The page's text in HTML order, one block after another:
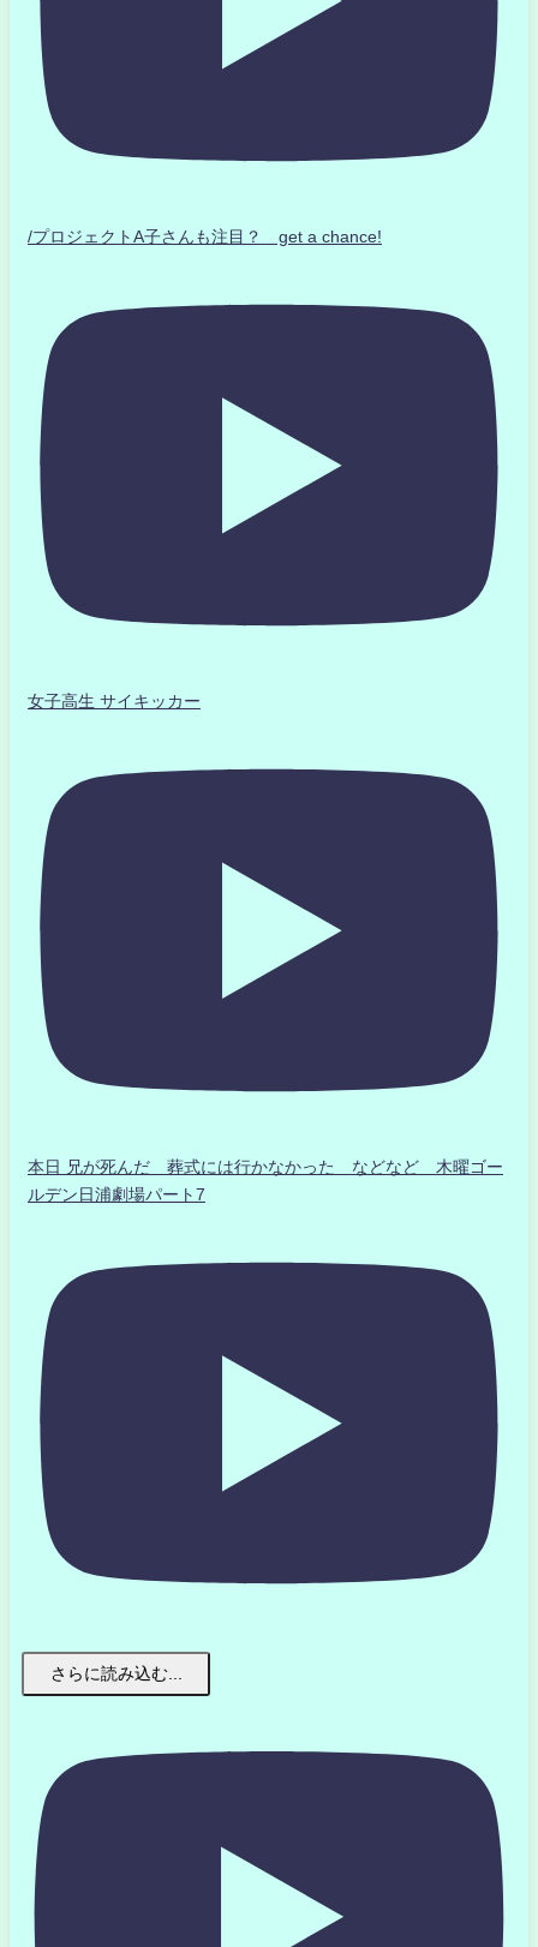
/プロジェクトA子さんも注目？ get a chance!
女子高生 サイキッカー
本日 兄が死んだ 葬式には行かなかった などなど 木曜ゴー
ルデン日浦劇場パート7
さらに読み込む...